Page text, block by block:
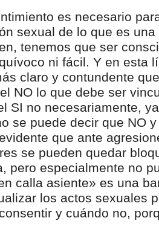
es necesario
sexual de lo que es
tenemos que ser
ni fácil. Y en esta
claro y contundente
NO lo que debe ser
SI no necesariamente,
se puede decir que NO
que ante
se pueden quedar
pero especialmente no
calla asiente» es una
los actos sexuales
y cuándo no,